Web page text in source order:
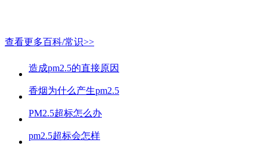
查看更多百科/常识>>
造成pm2.5的直接原因
香烟为什么产生pm2.5
PM2.5超标怎么办
pm2.5超标会怎样